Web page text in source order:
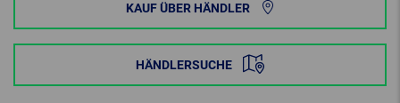
KAUF ÜBER HÄNDLER
HÄNDLERSUCHE